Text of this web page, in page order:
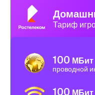
Тариф
100 МБит
проводной
100 МБит